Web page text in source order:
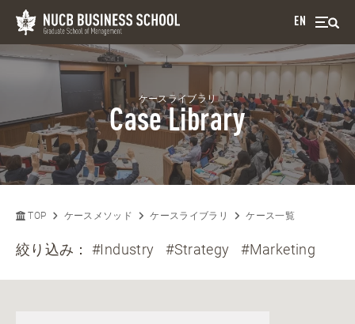
EN
ケースライブラリ
Case Library
TOP ケースメソッド ケースライブラリ ケース一覧
絞り込み：#Industry #Strategy #Marketing